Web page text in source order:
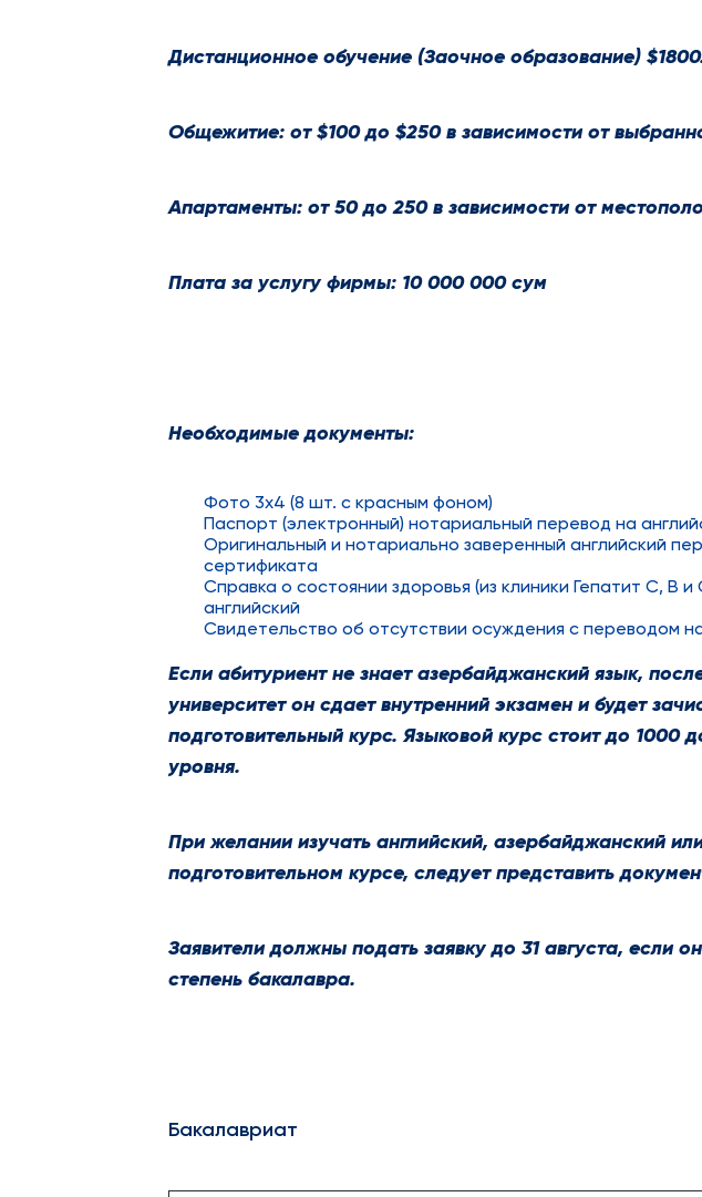
Дистанционное обучение (Заочное образование)
Общежитие: от $100 до $250 в зависимости от
Апартаменты: от 50 до 250 в зависимости от
Плата за услугу фирмы: 10 000 000 сум
Необходимые документы:
Фото 3х4 (8 шт. с красным фоном)
Паспорт (электронный) нотариальный перевод на
Оригинальный и нотариально заверенный английский
сертификата
Справка о состоянии здоровья (из клиники Гепатит С, В
английский
Свидетельство об отсутствии осуждения с переводом
Если абитуриент не знает азербайджанский язык,
университет он сдает внутренний экзамен и будет
подготовительный курс. Языковой курс стоит до 1000
уровня.
При желании изучать английский, азербайджанский
подготовительном курсе, следует представить
Заявители должны подать заявку до 31 августа, если
степень бакалавра.
Бакалавриат